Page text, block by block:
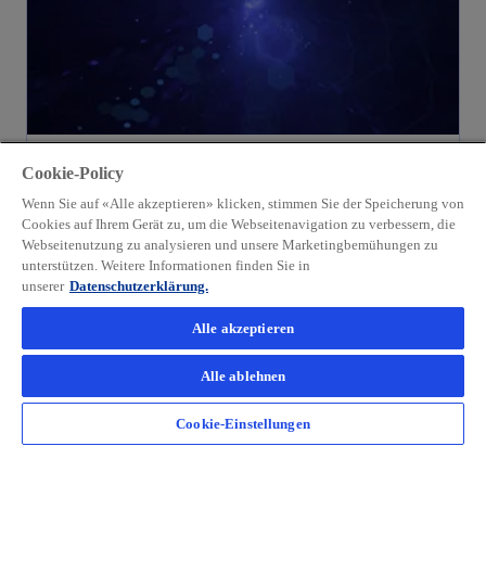
Microsoft Dynamics 365 Sales &
Marketing
Der Konkurrenz stets einen Schritt voraus –
mit Microsoft Dynamics 365 Sales &
Marketing wird Ihre digitale Customer
Journey zukunftssicher.
Weiterlesen
Cookie-Policy
Wenn Sie auf «Alle akzeptieren» klicken, stimmen Sie der Speicherung von
Cookies auf Ihrem Gerät zu, um die Webseitenavigation zu verbessern, die
Webseitenutzung zu analysieren und unsere Marketingbemühungen zu
unterstützen. Weitere Informationen finden Sie in
unserer Datenschutzerklärung.
Alle akzeptieren
Alle ablehnen
Cookie-Einstellungen